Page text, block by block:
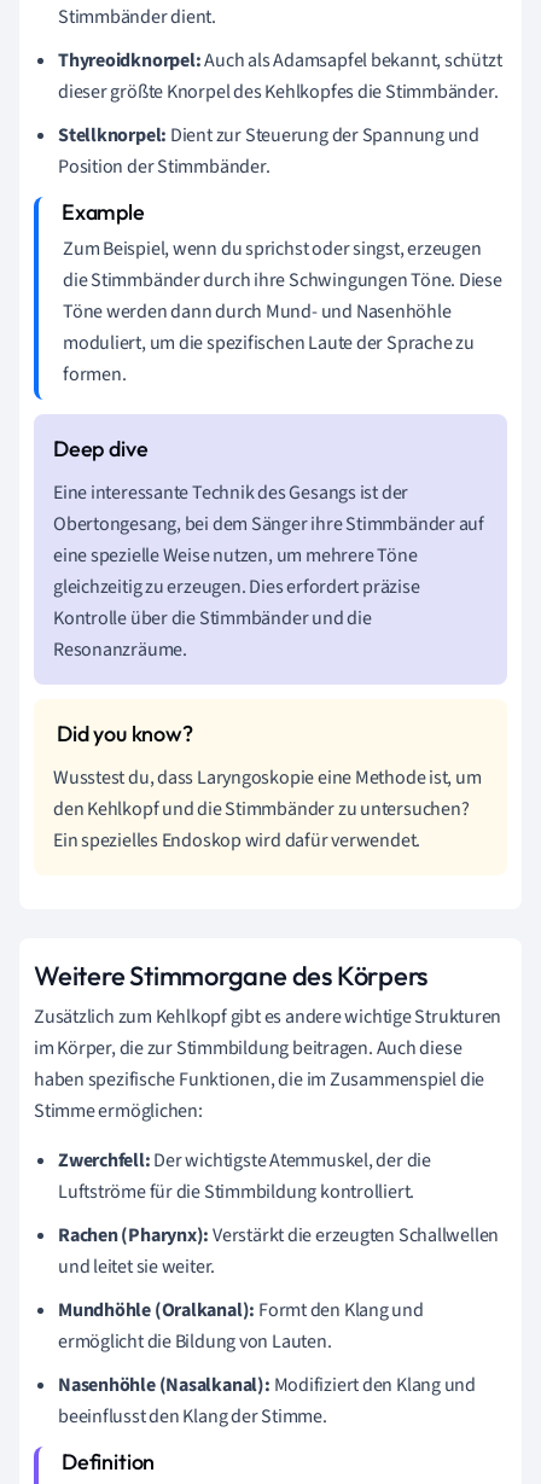
Stimmbänder dient.
Thyreoidknorpel:Auch als Adamsapfel bekannt, schützt
dieser größte Knorpel des Kehlkopfes die Stimmbänder.
Stellknorpel: Dient zur Steuerung der Spannung und
Position der Stimmbänder.
Zum Beispiel, wenn du sprichst oder singst, erzeugen
die Stimmbänder durch ihre Schwingungen Töne. Diese
Töne werden dann durch Mund- und Nasenhöhle
moduliert, um die spezifischen Laute der Sprache zu
formen.
Eine interessante Technik des Gesangs ist der
Obertongesang, bei dem Sänger ihre Stimmbänder auf
eine spezielle Weise nutzen, um mehrere Töne
gleichzeitig zu erzeugen. Dies erfordert präzise
Kontrolle über die Stimmbänder und die
Resonanzräume.
Wusstest du, dass Laryngoskopie eine Methode ist, um
den Kehlkopf und die Stimmbänder zu untersuchen?
Ein spezielles Endoskop wird dafür verwendet.
Weitere Stimmorgane des Körpers
Zusätzlich zum Kehlkopf gibt es andere wichtige Strukturen
im Körper, die zur Stimmbildung beitragen. Auch diese
haben spezifische Funktionen, die im Zusammenspiel die
Stimme ermöglichen:
Zwerchfell:Der wichtigste Atemmuskel, der die
Luftströme für die Stimmbildung kontrolliert.
Rachen (Pharynx):Verstärkt die erzeugten Schallwellen
und leitet sie weiter.
Mundhöhle (Oralkanal): Formt den Klang und
ermöglicht die Bildung von Lauten.
Nasenhöhle (Nasalkanal): Modifiziert den Klang und
beeinflusst den Klang der Stimme.